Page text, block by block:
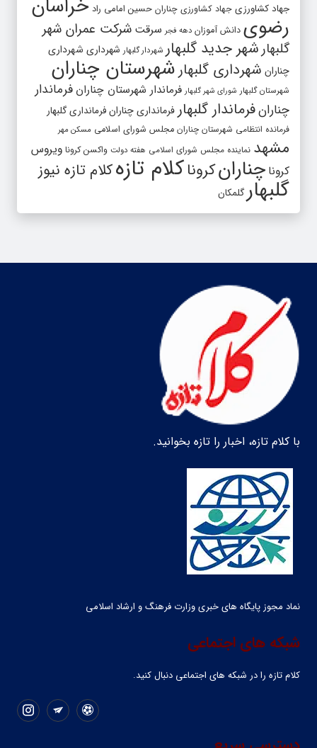
جهاد کشاورزی جهاد کشاورزی چناران حسین امامی راد خراسان
رضوی دانش آموزان دهه فجر سرقت شرکت عمران شهر
گلبهارشهر جدید گلبهار شهردار گلبهار شهرداری شهرداری
چناران شهرداری گلبهار شهرستان چناران
شهرستان گلبهار شورای شهر گلبهار فرماندار شهرستان چناران فرماندار
چنارانفرماندار گلبهار فرمانداری چنارانفرمانداری گلبهار
فرمانده انتظامی شهرستان چناران مجلس شورای اسلامی مسکن مهر
مشهد نماینده مجلس شورای اسلامی هفته دولت واکسن کرونا ویروس
کرونا چنارانکروناکلام تازهکلام تازه نیوز
گلبهارگلمکان
با کلام تازه، اخبار را تازه بخوانید.
نماد مجوز پایگاه های خبری وزارت فرهنگ و ارشاد اسلامی
شبکه های اجتماعی
کلام تازه را در شبکه ‌های اجتماعی دنبال کنید.